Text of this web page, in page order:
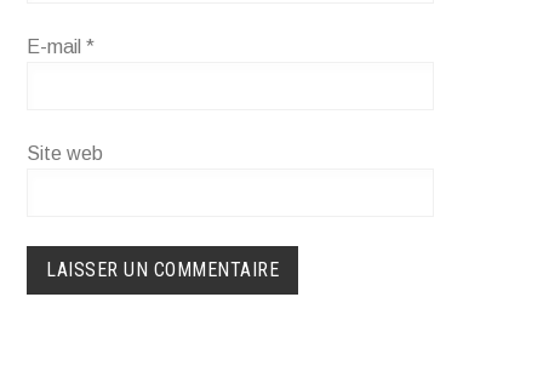
E-mail*
Site web